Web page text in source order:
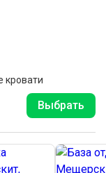
кровати
Выбрать